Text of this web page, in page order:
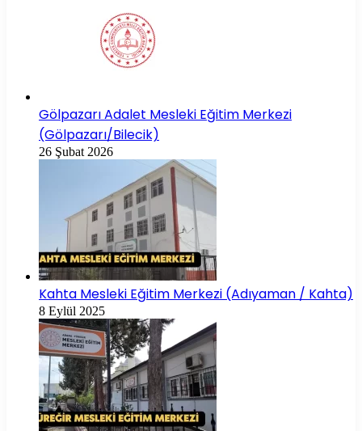
Gölpazarı Adalet Mesleki Eğitim Merkezi
(Gölpazarı/Bilecik)
26 Şubat 2026
Kahta Mesleki Eğitim Merkezi (Adıyaman / Kahta)
8 Eylül 2025